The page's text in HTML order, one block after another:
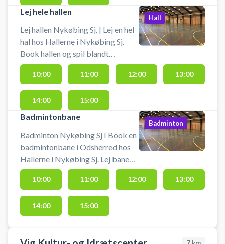
Lej hele hallen
Lej hallen Nykøbing Sj. | Lej en hel
hal hos Hallerne i Nykøbing Sj.
Book hallen og spil blandt
indendørs fodbold (uden bander),
håndbold, badminton eller
pickleball eller en anden form for
boldspil i hele den ene hal.
Hall
10:00 11:00 12:00 13:00
14:00 15:00
Badmintonbane
Badminton Nykøbing Sj I Book en
badmintonbane i Odsherred hos
Hallerne i Nykøbing Sj. Lej banen
og spil badminton på en af
badmintonbanerne i Nykøbing
Sjælland hallerne. Ketsjere kan
lånes i et mindre omfang og
Badminton
10:00 11:00 12:00 13:00
14:00 15:00